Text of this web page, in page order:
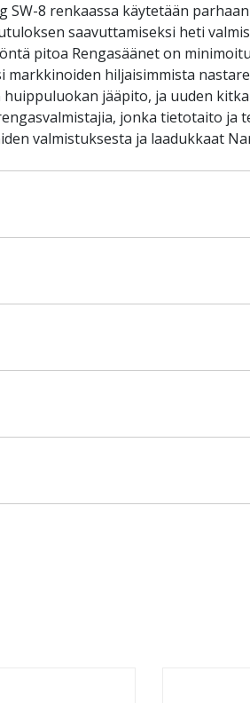
8 renkaassa käytetään
saavuttamiseksi heti
pitoa Rengasäänet on
hiljaisimmista
huippuluokan jääpito, ja uuden
jonka tietotaito ja
valmistuksesta ja laadukkaat